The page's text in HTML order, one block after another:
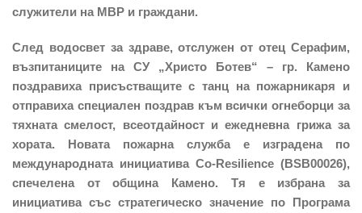
служители на МВР и граждани.
След водосвет за здраве, отслужен от отец Серафим,
възпитаниците на СУ „Христо Ботев“ – гр. Камено
поздравиха присъстващите с танц на пожарникаря и
отправиха специален поздрав към всички огнеборци за
тяхната смелост, всеотдайност и ежедневна грижа за
хората. Новата пожарна служба е изградена по
международната инициатива Co-Resilience (BSB00026),
спечелена от община Камено. Тя е избрана за
инициатива със стратегическо значение по Програма